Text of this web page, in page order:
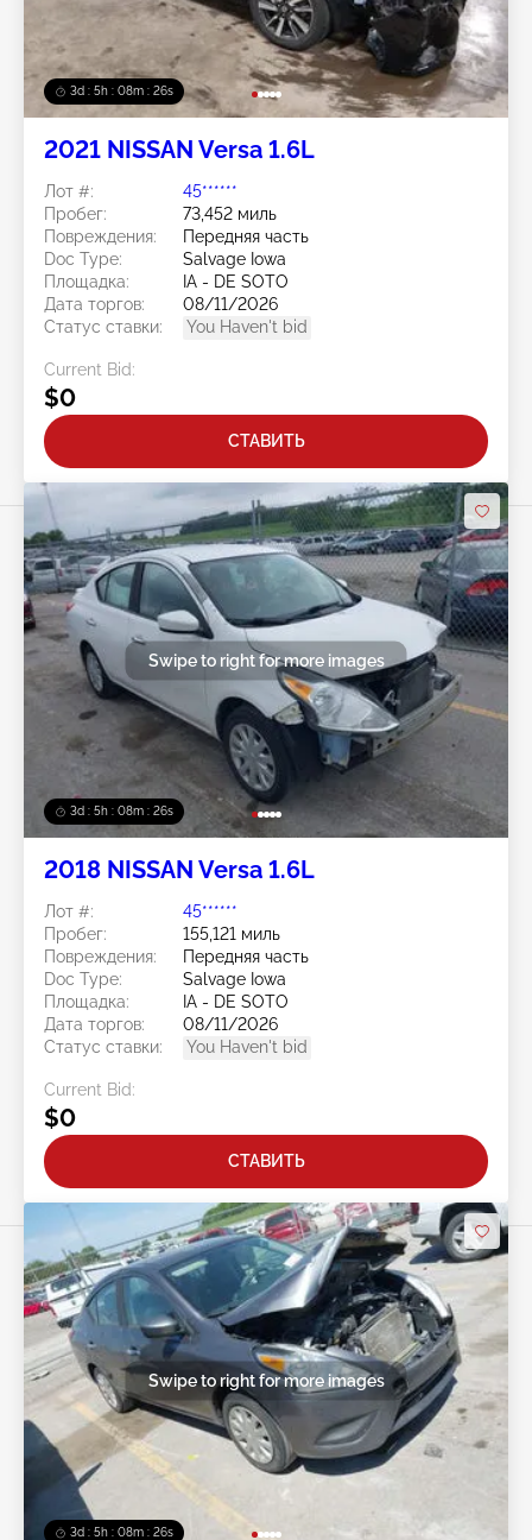
3d : 5h : 08m : 24s
2021 NISSAN Versa 1.6L
Лот #:
45******
Пробег:
73,452 миль
Повреждения:
Передняя часть
Doc Type:
Salvage Iowa
Площадка:
IA - DE SOTO
Дата торгов:
08/11/2026
Статус ставки:
You Haven't bid
Current Bid:
$0
СТАВИТЬ
3d : 5h : 08m : 24s
Swipe to right for more images
2018 NISSAN Versa 1.6L
Лот #:
45******
Пробег:
155,121 миль
Повреждения:
Передняя часть
Doc Type:
Salvage Iowa
Площадка:
IA - DE SOTO
Дата торгов:
08/11/2026
Статус ставки:
You Haven't bid
Current Bid:
$0
СТАВИТЬ
3d : 5h : 08m : 24s
Swipe to right for more images